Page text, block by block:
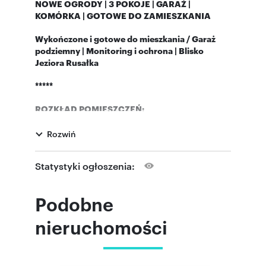
NOWE OGRODY | 3 POKOJE | GARAŻ |
KOMÓRKA | GOTOWE DO ZAMIESZKANIA
Wykończone i gotowe do mieszkania / Garaż
podziemny | Monitoring i ochrona | Blisko
Jeziora Rusałka
*****
ROZKŁAD POMIESZCZEŃ:
Apartament o powierzchni 58,04 m²,
inwestycji Nowe Ogrody przy ul. Janusza
Meissnera w Poznaniu.
Kompletna oferta: mieszkanie (58,04 m²,
wykończone) + prestiżowe miejsce postojowe w
hali garażowej o wartości 55 000 zł.
Efektywnie za samo mieszkanie płacisz tylko
Rozwiń
Statystyki ogłoszenia:
Podobne
nieruchomości